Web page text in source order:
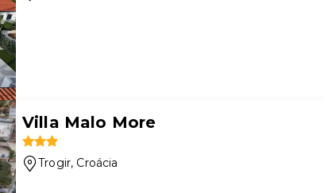
Villa Malo More
Trogir, Croácia